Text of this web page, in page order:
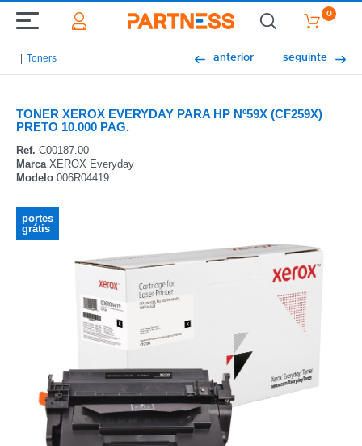
0
Toners anterior seguinte
TONER XEROX EVERYDAY PARA HP Nº59X (CF259X)
PRETO 10.000 PAG.
Ref. C00187.00
MarcaXEROX Everyday
Modelo 006R04419
portes
grátis